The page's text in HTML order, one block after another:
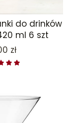
do drinków
ml 6 szt
zł